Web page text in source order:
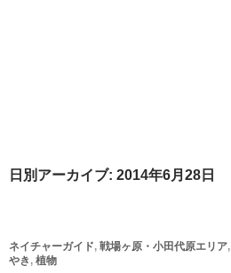
日別アーカイブ: 2014年6月28日
ネイチャーガイド, 戦場ヶ原・小田代原エリア,
やき , 植物